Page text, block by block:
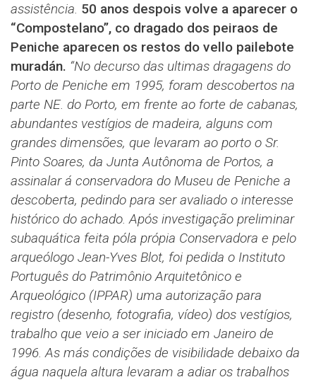
assistência. 50 anos despois volve a aparecer o
“Compostelano”, co dragado dos peiraos de
Peniche aparecen os restos do vello pailebote
muradán. “No decurso das ultimas dragagens do
Porto de Peniche em 1995, foram descobertos na
parte NE. do Porto, em frente ao forte de cabanas,
abundantes vestígios de madeira, alguns com
grandes dimensões, que levaram ao porto o Sr.
Pinto Soares, da Junta Autônoma de Portos, a
assinalar á conservadora do Museu de Peniche a
descoberta, pedindo para ser avaliado o interesse
histórico do achado. Após investigação preliminar
subaquática feita póla própia Conservadora e pelo
arqueólogo Jean-Yves Blot, foi pedida o Instituto
Português do Patrimônio Arquitetônico e
Arqueológico (IPPAR) uma autorização para
registro (desenho, fotografia, vídeo) dos vestígios,
trabalho que veio a ser iniciado em Janeiro de
1996. As más condições de visibilidade debaixo da
água naquela altura levaram a adiar os trabalhos